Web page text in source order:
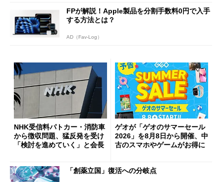
FPが解説！Apple製品を分割手数料0円で入手
する方法とは？
AD（Fav-Log）
NHK受信料パトカー・消防車
から徴収問題、猛反発を受け
「検討を進めていく」と会長
ゲオが「ゲオのサマーセール
2026」を8月8日から開催、中
古のスマホやゲームがお得に
「創薬立国」復活への分岐点